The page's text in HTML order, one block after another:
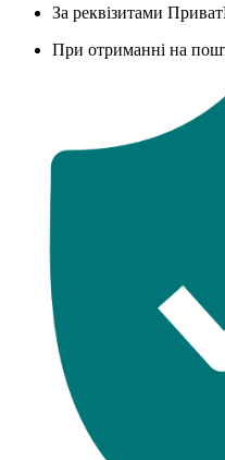
За реквізитами
При отриманні на